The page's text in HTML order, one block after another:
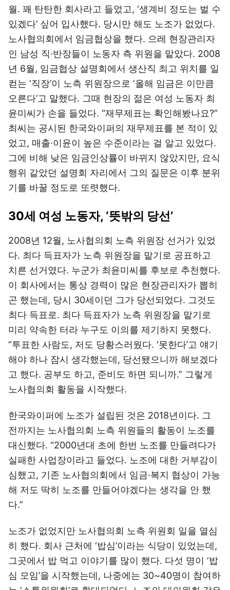
월. 꽤 탄탄한 회사라고 들었고, ‘생계비 정도는 벌 수
있겠다’ 싶어 입사했다. 당시만 해도 노조가 없었다.
노사협의회에서 임금협상을 했다. 으레 현장관리자
인 남성 직·반장들이 노동자 측 위원을 맡았다. 2008
년 6월, 임금협상 설명회에서 생산직 최고 위치를 일
컫는 ‘직장’이 노측 위원장으로 ‘올해 임금은 이만큼
오른다’고 말했다. 그때 현장의 젊은 여성 노동자 최
윤미씨가 손을 들었다. “재무제표는 확인해봤나요?”
최씨는 공시된 한국와이퍼의 재무제표를 본 적이 있
었고, 매출·이윤이 높은 수준이라는 걸 알고 있었다.
그에 비해 낮은 임금인상률이 바뀌지 않았지만, 요식
행위 같았던 설명회 자리에서 그의 질문은 이후 분위
기를 바꿀 정도로 또렷했다.
30세 여성 노동자, ‘뜻밖의 당선’
2008년 12월, 노사협의회 노측 위원장 선거가 있었
다. 최다 득표자가 노측 위원장을 맡기로 공표하고
치른 선거였다. 누군가 최윤미씨를 후보로 추천했다.
이 회사에서는 통상 경력이 많은 현장관리자가 뽑히
곤 했는데, 당시 30세이던 그가 당선되었다. 그것도
최다 득표로. 최다 득표자가 노측 위원장을 맡기로
미리 약속한 터라 누구도 이의를 제기하지 못했다.
“투표한 사람도, 저도 당황스러웠다. ‘못한다’고 얘기
해야 하나 잠시 생각했는데, 당선됐으니까 해보겠다
고 했다. 공부도 하고, 준비도 하면 되니까.” 그렇게
노사협의회 활동을 시작했다.
한국와이퍼에 노조가 설립된 것은 2018년이다. 그
전까지는 노사협의회 노측 위원들의 활동이 노조를
대신했다. “2000년대 초에 한번 노조를 만들려다가
실패한 사업장이라고 들었다. 노조에 대한 거부감이
심했고, 기존 노사협의회에서 임금·복지 협상이 가능
해 저도 딱히 노조를 만들어야겠다는 생각을 안 했
다.”
노조가 없었지만 노사협의회 노측 위원회 일을 열심
히 했다. 회사 근처에 ‘밥심’이라는 식당이 있었는데,
그곳에서 밥 먹고 이야기를 많이 했다. 다섯 명이 ‘밥
심 모임’을 시작했는데, 나중에는 30~40명이 참여하